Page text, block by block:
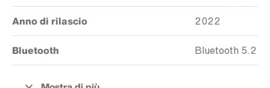
Anno di rilascio 2022
Bluetooth Bluetooth 5.2